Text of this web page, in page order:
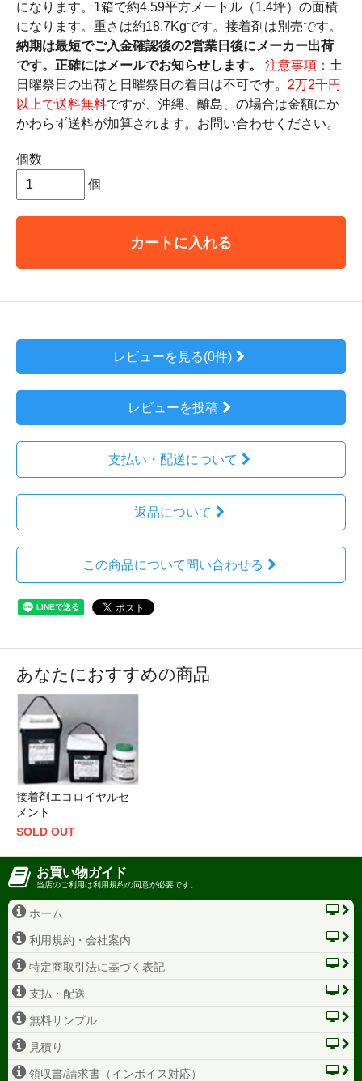
になります。1箱で約4.59平方メートル（1.4坪）の面積
になります。重さは約18.7Kgです。接着剤は別売です。
納期は最短でご入金確認後の2営業日後にメーカー出荷
です。正確にはメールでお知らせします。
注意事項： 土
日曜祭日の出荷と日曜祭日の着日は不可です。 2万2千円
以上で送料無料ですが、沖縄、離島、の場合は金額にか
かわらず送料が加算されます。お問い合わせください。
個数
個
カートに入れる
レビューを見る(0件)
レビューを投稿
支払い・配送について
返品について
この商品について問い合わせる
あなたにおすすめの商品
接着剤エコロイヤルセ
メント
SOLD OUT
お買い物ガイド
当店のご利用は利用規約の同意が必要です。
ホーム
利用規約・会社案内
特定商取引法に基づく表記
支払・配送
無料サンプル
見積り
領収書/請求書（インボイス対応）